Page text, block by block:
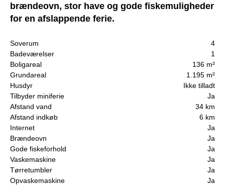
brændeovn, stor have og gode fiskemuligheder
for en afslappende ferie.
Soverum
4
Badeværelser
1
Boligareal
136 m²
Grundareal
1.195 m²
Husdyr
Ikke tilladt
Tilbyder miniferie
Ja
Afstand vand
34 km
Afstand indkøb
6 km
Internet
Ja
Brændeovn
Ja
Gode fiskeforhold
Ja
Vaskemaskine
Ja
Tørretumbler
Ja
Opvaskemaskine
Ja